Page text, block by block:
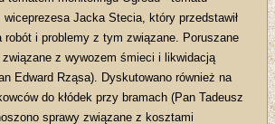
wiceprezesa Jacka Stecia, który przedstawił
robót i problemy z tym związane. Poruszane
związane z wywozem śmieci i likwidacją
Edward Rząsa). Dyskutowano również na
do kłódek przy bramach (Pan Tadeusz
sprawy związane z kosztami